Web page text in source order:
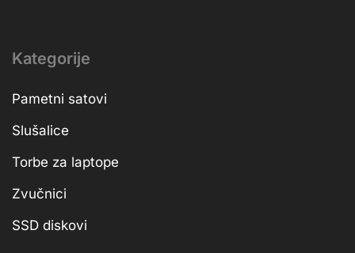
Kategorije
Pametni satovi
Slušalice
Torbe za laptope
Zvučnici
SSD diskovi